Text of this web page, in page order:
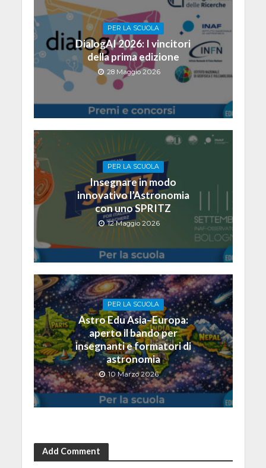
PER LA SCUOLA
DialogAI 2026: I vincitori
della prima edizione
28 Maggio 2026
PER LA SCUOLA
Insegnare in modo
innovativo l’Astronomia
con uno SPRITZ
12 Maggio 2026
PER LA SCUOLA
Astro Edu Asia–Europa:
aperto il bando per
insegnanti e formatori di
astronomia
10 Marzo 2026
Add Comment